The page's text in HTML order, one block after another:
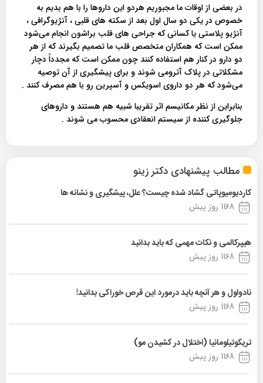
مطالب پیشنهادی دکتر زینو
کاردیومیوپاتی گشاد شده چیست؟ علل، پیشگیری و نشانه ها
1168 روز پیش
هیپرکالمی و نکات مهمی که باید بدانید
1168 روز پیش
نادولول و هر آنچه باید درمورد این قرص خوراکی بدانید!
1168 روز پیش
تریکوتیلومانیا (اختلال در کشیدن مو)
1168 روز پیش
در بعضی از اوقات ما مجبوریم هردو این داروها را با هم بدیم به
خصوص در یکی دو سال اول بعد از سکته های قلبی ، آنژیوگرافی ،
آنژیو پلاستی یا کسانی که جراحی های قلب براشون انجام می‌شود
ممکن است که همکاران متخصص قلب ما تصمیم بگیرند که از هر
دو دارو در کنار هم استفاده ‌کنند چون ممکن است که مجدداً دچار
مشکلاتی در پلاک آترومی شوند و برای پیشگیری از آن توصیه
می‌شود که هر دو داروی اسویکس و آسپرین رو با هم مصرف ‌کنند .
بنابراین از نظر مکانیسم اثر تقریبا شبیه هم هستند و داروهای
جلوگیری کننده از سیستم انعقادی محسوب می شوند .